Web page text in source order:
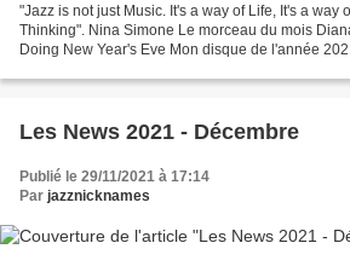
"Jazz is not just Music. It's a way of Life, It's a way
Thinking". Nina Simone Le morceau du mois
Doing New Year's Eve Mon disque de l'année
Les News 2021 - Décembre
Publié le 29/11/2021 à 17:14
Par jazznicknames